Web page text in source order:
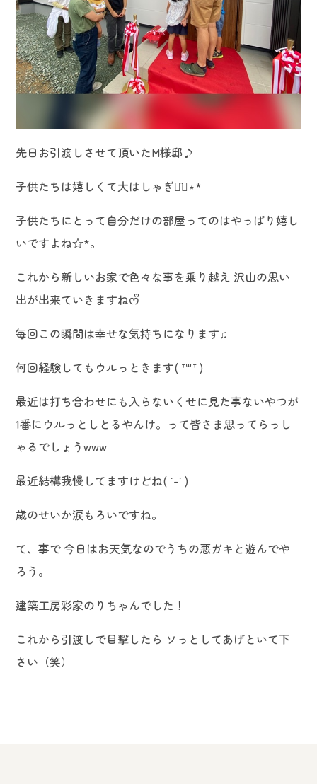
先日お引渡しさせて頂いたM様邸♪
子供たちは嬉しくて大はしゃぎ◡̈⃝︎⋆︎*
子供たちにとって自分だけの部屋ってのはやっぱり嬉し
いですよね☆*。
これから新しいお家で色々な事を乗り越え 沢山の思い
出が出来ていきますねᰔᩚ
毎回この瞬間は幸せな気持ちになります♫
何回経験してもウルっときます( ᐪ꒳ᐪ )
最近は打ち合わせにも入らないくせに見た事ないやつが
1番にウルっとしとるやんけ。って皆さま思ってらっし
ゃるでしょうwww
最近結構我慢してますけどね( ˙-˙ )
歳のせいか涙もろいですね。
て、事で 今日はお天気なのでうちの悪ガキと遊んでや
ろう。
建築工房彩家のりちゃんでした！
これから引渡しで目撃したら ソっとしてあげといて下
さい（笑）